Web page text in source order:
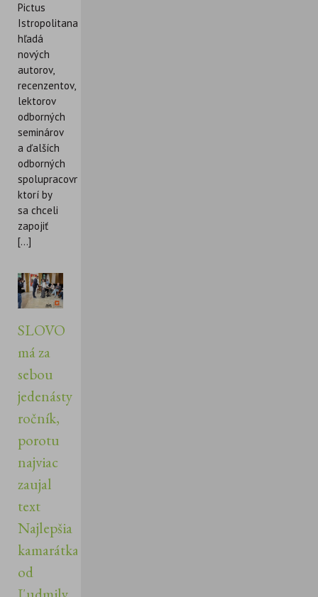
Pictus
Istropolitana
hľadá
nových
autorov,
recenzentov,
lektorov
odborných
seminárov
a ďalších
odborných
spolupracovníkov,
ktorí by
sa chceli
zapojiť
[...]
SLOVO
má za
sebou
jedenásty
ročník,
porotu
najviac
zaujal
text
Najlepšia
kamarátka
od